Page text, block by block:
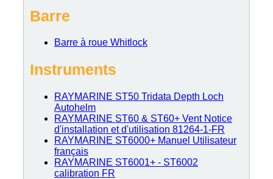
Barre
Barre à roue Whitlock
Instruments
RAYMARINE ST50 Tridata Depth Loch
Autohelm
RAYMARINE ST60 & ST60+ Vent Notice
d'installation et d'utilisation 81264-1-FR
RAYMARINE ST6000+ Manuel Utilisateur
français
RAYMARINE ST6001+ - ST6002
calibration FR